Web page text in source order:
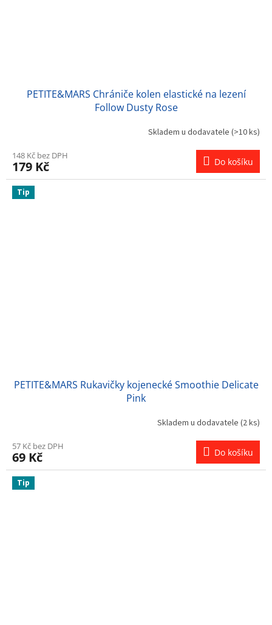
PETITE&MARS Chrániče kolen elastické na lezení
Follow Dusty Rose
Skladem u dodavatele (>10 ks)
148 Kč bez DPH
179 Kč Do košíku
Tip
PETITE&MARS Rukavičky kojenecké Smoothie Delicate
Pink
Skladem u dodavatele (2 ks)
57 Kč bez DPH
69 Kč Do košíku
Tip